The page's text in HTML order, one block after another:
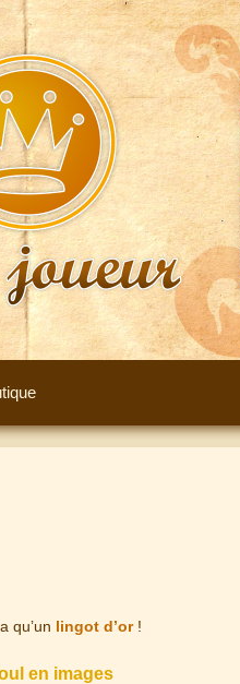
qu’un lingot d’or!
en images